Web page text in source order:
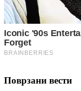
Поврзани вести